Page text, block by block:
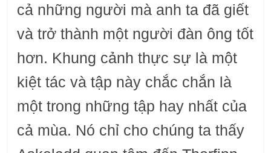
cả những người mà anh ta đã giết
và trở thành một người đàn ông tốt
hơn. Khung cảnh thực sự là một
kiệt tác và tập này chắc chắn là
một trong những tập hay nhất của
cả mùa. Nó chỉ cho chúng ta thấy